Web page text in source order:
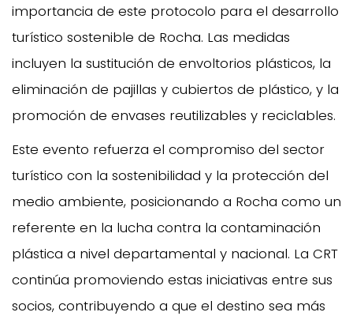
importancia de este protocolo para el desarrollo
turístico sostenible de Rocha. Las medidas
incluyen la sustitución de envoltorios plásticos, la
eliminación de pajillas y cubiertos de plástico, y la
promoción de envases reutilizables y reciclables.
Este evento refuerza el compromiso del sector
turístico con la sostenibilidad y la protección del
medio ambiente, posicionando a Rocha como un
referente en la lucha contra la contaminación
plástica a nivel departamental y nacional. La CRT
continúa promoviendo estas iniciativas entre sus
socios, contribuyendo a que el destino sea más